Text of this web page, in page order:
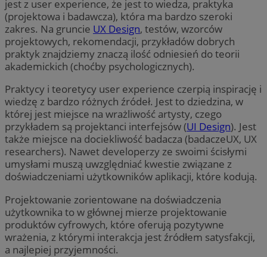
jest z user experience, że jest to wiedza, praktyka
(projektowa i badawcza), która ma bardzo szeroki
zakres. Na gruncie UX Design, testów, wzorców
projektowych, rekomendacji, przykładów dobrych
praktyk znajdziemy znaczą ilość odniesień do teorii
akademickich (choćby psychologicznych).
Praktycy i teoretycy user experience czerpią inspirację i
wiedzę z bardzo różnych źródeł. Jest to dziedzina, w
której jest miejsce na wrażliwość artysty, czego
przykładem są projektanci interfejsów (UI Design). Jest
także miejsce na dociekliwość badacza (badaczeUX, UX
researchers). Nawet developerzy ze swoimi ścisłymi
umysłami muszą uwzględniać kwestie związane z
doświadczeniami użytkowników aplikacji, które kodują.
Projektowanie zorientowane na doświadczenia
użytkownika to w głównej mierze projektowanie
produktów cyfrowych, które oferują pozytywne
wrażenia, z którymi interakcja jest źródłem satysfakcji,
a najlepiej przyjemności.